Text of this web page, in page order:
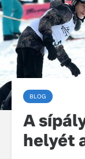
BLOG
A
helyét